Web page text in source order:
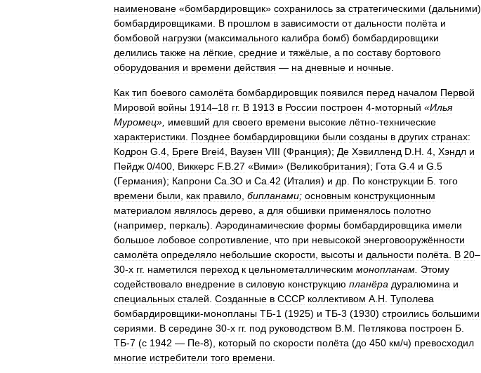
наименоване «бомбардировщик» сохранилось за стратегическими (дальними)
бомбардировщиками
В прошлом в зависимости от дальности полёта и
бомбовой нагрузки (максимального калибра бомб) бомбардировщики
делились также на лёгкие средние и тяжёлые а по составу бортового
оборудования и времени действия — на дневные и ночные
Как тип боевого самолёта бомбардировщик появился перед началом Первой
Мировой войны 1914–18 гг. В 1913 в России построен 4-моторный «Илья
Муромец», имевший для своего времени высокие лётно-технические
характеристики
Позднее бомбардировщики были созданы в других странах:
Кодрон G 4 Бреге Brei4 Ваузен VIII (Франция); Де Хэвилленд D H 4 Хэндл и
Пейдж 0/400 Виккерс F. B 27 «Вими» (Великобритания); Гота G 4 и G 5
(Германия); Капрони Са ЗО и Са 42 (Италия) и др По конструкции Б того
времени были как правило бипланами; основным конструкционным
материалом являлось дерево а для обшивки применялось полотно
(например перкаль). Аэродинамические формы бомбардировщика имели
большое лобовое сопротивление что при невысокой энерговооружённости
самолёта определяло небольшие скорости высоты и дальности полёта В 20–
30-х гг. наметился переход к цельнометаллическим монопланам Этому
содействовало внедрение в силовую конструкцию планёра дуралюмина и
специальных сталей Созданные в СССР коллективом А Н Туполева
бомбардировщики-монопланы ТБ-1 (1925) и ТБ-3 (1930) строились большими
сериями
В середине 30-х гг. под руководством В М Петлякова построен Б
ТБ-7 (с 1942 — Пе-8), который по скорости полёта (до 450 км/ч) превосходил
многие истребители того времени